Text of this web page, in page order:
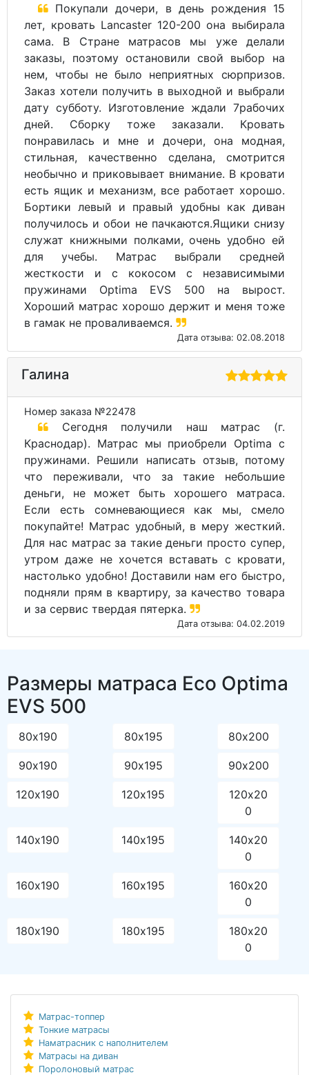
Покупали дочери, в день рождения 15
лет, кровать Lancaster 120-200 она выбирала
сама. В Стране матрасов мы уже делали
заказы, поэтому остановили свой выбор на
нем, чтобы не было неприятных сюрпризов.
Заказ хотели получить в выходной и выбрали
дату субботу. Изготовление ждали 7рабочих
дней. Сборку тоже заказали. Кровать
понравилась и мне и дочери, она модная,
стильная, качественно сделана, смотрится
необычно и приковывает внимание. В кровати
есть ящик и механизм, все работает хорошо.
Бортики левый и правый удобны как диван
получилось и обои не пачкаются.Ящики снизу
служат книжными полками, очень удобно ей
для учебы. Матрас выбрали средней
жесткости и с кокосом с независимыми
пружинами Optima EVS 500 на вырост.
Хороший матрас хорошо держит и меня тоже
в гамак не проваливаемся.
Дата отзыва: 02.08.2018
Галина
Номер заказа №22478
Сегодня получили наш матрас (г.
Краснодар). Матрас мы приобрели Optima с
пружинами. Решили написать отзыв, потому
что переживали, что за такие небольшие
деньги, не может быть хорошего матраса.
Если есть сомневающиеся как мы, смело
покупайте! Матрас удобный, в меру жесткий.
Для нас матрас за такие деньги просто супер,
утром даже не хочется вставать с кровати,
настолько удобно! Доставили нам его быстро,
подняли прям в квартиру, за качество товара
и за сервис твердая пятерка.
Дата отзыва: 04.02.2019
Размеры матраса Eco Optima
EVS 500
80х190 80х195 80х200
90х190 90х195 90х200
120х190 120х195
120х20
0
140х190 140х195
140х20
0
160х190 160х195
160х20
0
180х190 180х195
180х20
0
Матрас-топпер
Тонкие матрасы
Наматрасник с наполнителем
Матрасы на диван
Поролоновый матрас